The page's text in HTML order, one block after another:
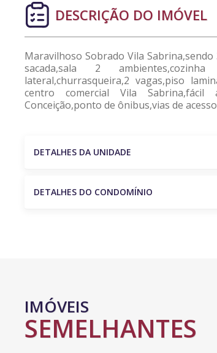
DESCRIÇÃO DO IMÓVEL
Maravilhoso Sobrado Vila
sacada,sala 2
lateral,churrasqueira,2 vagas,piso
centro comercial Vila Sabrina,fácil
Conceição,ponto de ônibus,vias de
DETALHES DA UNIDADE
DETALHES DO CONDOMÍNIO
IMÓVEIS
SEMELHANTES